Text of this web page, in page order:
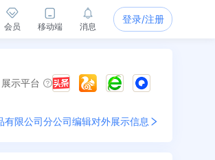
会员 移动端 消息
登录/注册
展示平台
有限公司分公司编辑对外展示信息